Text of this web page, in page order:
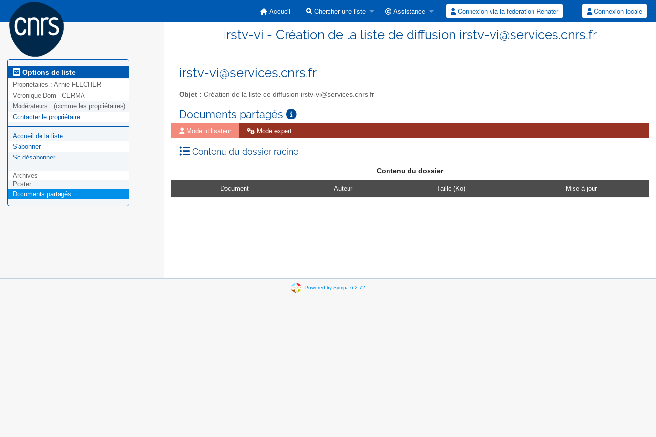
Accueil Chercher une liste Assistance Connexion via la federation Renater Connexion locale
irstv-vi - Création de la liste de diffusion irstv-vi@services.cnrs.fr
Options de liste
Propriétaires : Annie FLECHER,
Véronique Dom - CERMA
Modérateurs : (comme les propriétaires)
Contacter le propriétaire
Accueil de la liste
S'abonner
Se désabonner
Archives
Poster
Documents partagés
irstv-vi@services.cnrs.fr
Objet : Création de la liste de diffusion irstv-vi@services.cnrs.fr
Documents partagés
Mode utilisateur Mode expert
Contenu du dossier racine
Contenu du dossier
Document Auteur Taille (Ko) Mise à jour
Powered by Sympa 6.2.72